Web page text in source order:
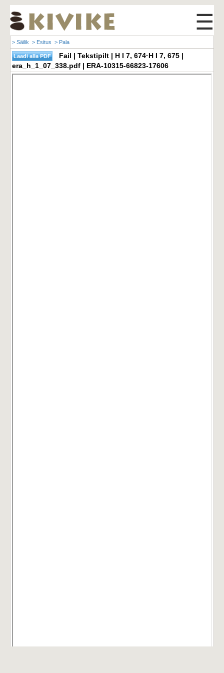
☰
> Säilik > Esitus > Pala
Fail | Tekstipilt | H I 7, 674·H I 7, 675 |
era_h_1_07_338.pdf | ERA-10315-66823-17606